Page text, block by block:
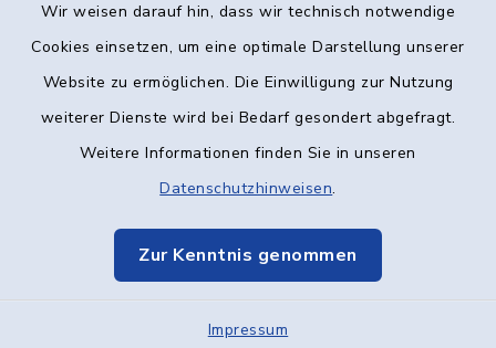
Wir weisen darauf hin, dass wir technisch notwendige
Cookies einsetzen, um eine optimale Darstellung unserer
Website zu ermöglichen. Die Einwilligung zur Nutzung
weiterer Dienste wird bei Bedarf gesondert abgefragt.
Weitere Informationen finden Sie in unseren
Datenschutzhinweisen.
Zur Kenntnis genommen
Impressum
Kontakt
Datenschutz
Elektronische Kommunikation
Sitemap